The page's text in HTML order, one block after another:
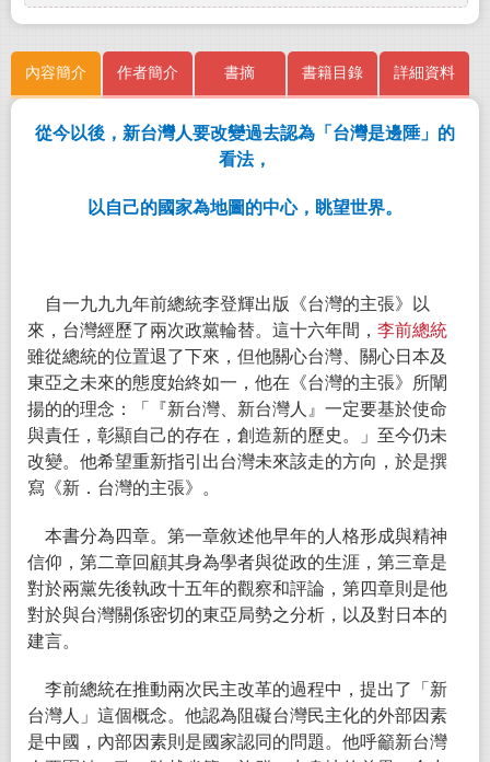
內容簡介 作者簡介 書摘 書籍目錄 詳細資料
從今以後，新台灣人要改變過去認為「台灣是邊陲」的
看法，
以自己的國家為地圖的中心，眺望世界。
自一九九九年前總統李登輝出版《台灣的主張》以
來，台灣經歷了兩次政黨輪替。這十六年間， 李前總統
雖從總統的位置退了下來，但他關心台灣、關心日本及
東亞之未來的態度始終如一，他在《台灣的主張》所闡
揚的的理念：「『新台灣、新台灣人』一定要基於使命
與責任，彰顯自己的存在，創造新的歷史。」至今仍未
改變。他希望重新指引出台灣未來該走的方向，於是撰
寫《新．台灣的主張》。
本書分為四章。第一章敘述他早年的人格形成與精神
信仰，第二章回顧其身為學者與從政的生涯，第三章是
對於兩黨先後執政十五年的觀察和評論，第四章則是他
對於與台灣關係密切的東亞局勢之分析，以及對日本的
建言。
李前總統在推動兩次民主改革的過程中，提出了「新
台灣人」這個概念。他認為阻礙台灣民主化的外部因素
是中國，內部因素則是國家認同的問題。他呼籲新台灣